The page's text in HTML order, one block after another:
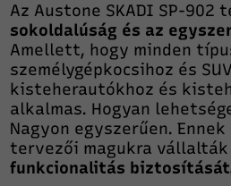
Az Austone SKADI SP-902
sokoldalúság és az
Amellett, hogy minden
személygépkocsihoz és
kisteherautókhoz és
alkalmas. Hogyan
Nagyon egyszerűen.
tervezői magukra vállalták
funkcionalitás